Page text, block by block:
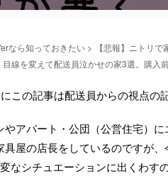
なら知っておきたい >
【悲報】ニトリ
目線を変えて配送員泣かせの家3選。購入
この記事は配送員からの視点の
やアパート・公団（公営住宅）
具屋の店長をしているのですが
なシチュエーションに出くわすの